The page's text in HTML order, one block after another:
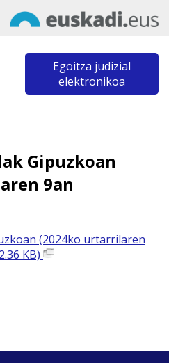
Egoitza judizial
elektronikoa
Gipuzkoan
9an
(2024ko urtarrilaren
KB)